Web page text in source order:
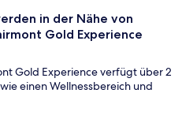
in der Nähe von
Gold Experience
Gold Experience verfügt über 2
einen Wellnessbereich und